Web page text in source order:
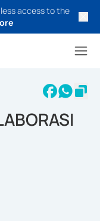
access to the